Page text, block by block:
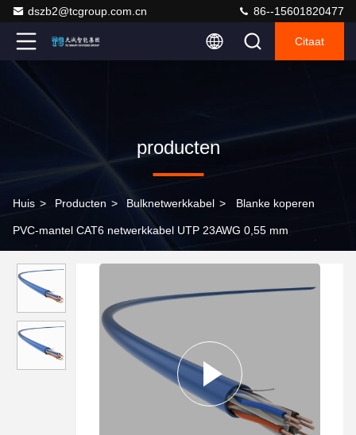
dszb2@tcgroup.com.cn 86--15601820477
Citaat
producten
Huis > Producten > Bulknetwerkkabel > Blanke koperen
PVC-mantel CAT6 netwerkkabel UTP 23AWG 0,55 mm